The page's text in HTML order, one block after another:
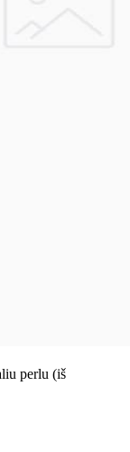
perlu (iš